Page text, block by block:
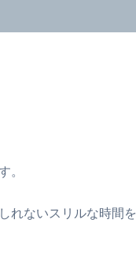
。
れないスリルな時間を